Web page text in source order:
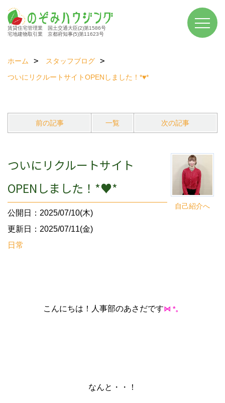
賃貸住宅管理業 国土交通大臣(2)第1586号
宅地建物取引業 京都府知事(5)第11623号
ホーム
スタッフブログ
ついにリクルートサイトOPENしました！*♥*
前の記事 一覧 次の記事
自己紹介へ
ついにリクルートサイト
OPENしました！*♥*
公開日：2025/07/10(木)
更新日：2025/07/11(金)
日常
こんにちは！人事部のあさだです ⋈ *。
なんと・・！